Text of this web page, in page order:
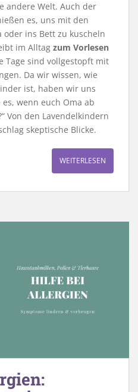
andere Welt. Auch der
es, uns mit den
oder ins Bett zu kuscheln
im Alltag zum Vorlesen
Tage sind vollgestopft mit
Da wir wissen, wie
ist, haben wir uns
wenn euch Oma ab
Von den Lavendelkindern
skeptische Blicke.
WEITERLESEN